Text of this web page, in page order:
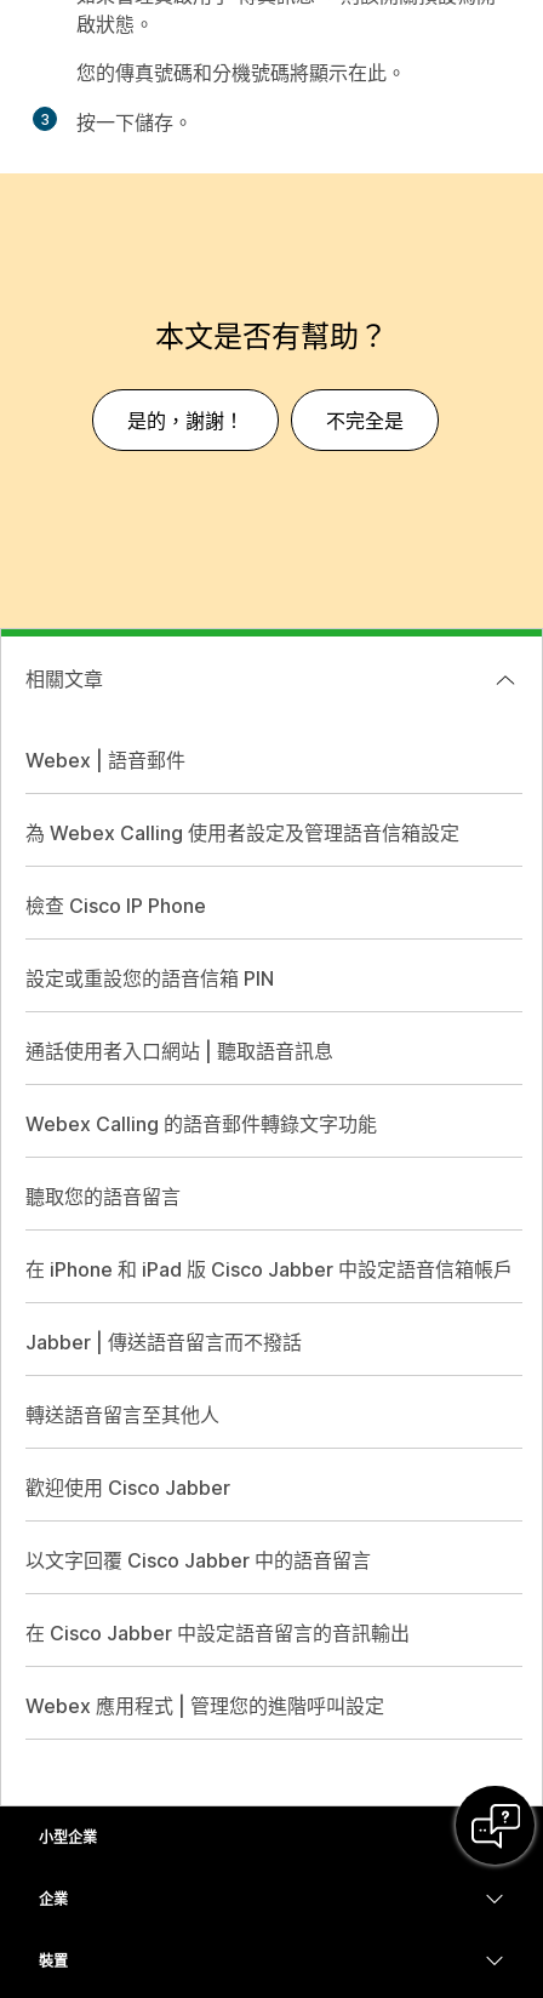
啟狀態。
您的傳真號碼和分機號碼將顯示在此。
3 按一下儲存 。
本文是否有幫助？
是的，謝謝！ 不完全是
相關文章
Webex | 語音郵件
為 Webex Calling 使用者設定及管理語音信箱設定
檢查 Cisco IP Phone
設定或重設您的語音信箱 PIN
通話使用者入口網站 | 聽取語音訊息
Webex Calling 的語音郵件轉錄文字功能
聽取您的語音留言
在 iPhone 和 iPad 版 Cisco Jabber 中設定語音信箱帳戶
Jabber | 傳送語音留言而不撥話
轉送語音留言至其他人
歡迎使用 Cisco Jabber
以文字回覆 Cisco Jabber 中的語音留言
在 Cisco Jabber 中設定語音留言的音訊輸出
Webex 應用程式 | 管理您的進階呼叫設定
小型企業
企業
裝置